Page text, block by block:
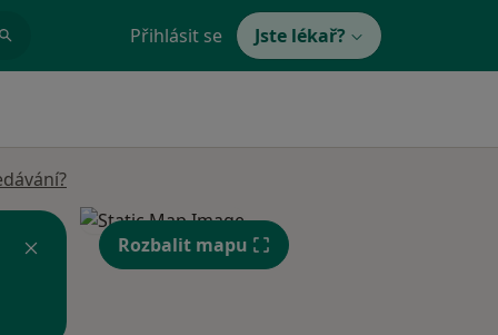
Přihlásit se Jste lékař?
Rozbalit mapu